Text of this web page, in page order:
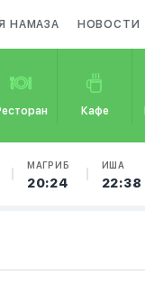
НАМАЗА НОВОСТИ
Кафе
МАГРИБ
20:24
ИША
22:38